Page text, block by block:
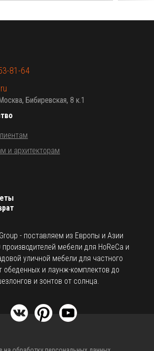
- поставляем из Европы и Азии
мебели для HoReCa и
уличной мебели для частного
обеденных и лаунж-комплектов до
и зонтов от солнца.
и архитекторам
81-64
Бибиревская, 8 к.1